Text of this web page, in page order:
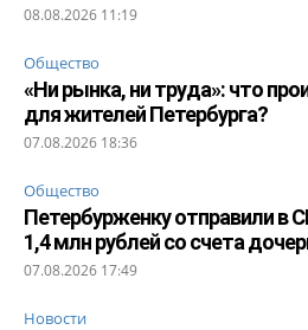
08.08.2026 11:19
Общество
«Ни рынка, ни труда»: что
для жителей Петербурга?
07.08.2026 18:36
Общество
Петербурженку отправили в
1,4 млн рублей со счета
07.08.2026 17:49
Новости